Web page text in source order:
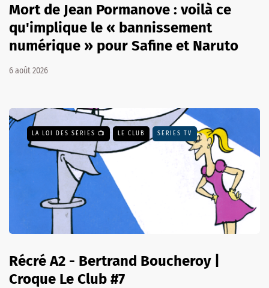
Mort de Jean Pormanove : voilà ce
qu'implique le « bannissement
numérique » pour Safine et Naruto
6 août 2026
LA LOI DES SÉRIES 📺 LE CLUB SÉRIES TV
Récré A2 - Bertrand Boucheroy |
Croque Le Club #7